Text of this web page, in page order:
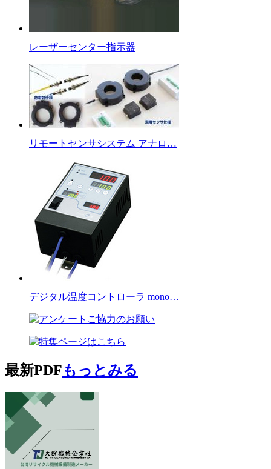
レーザーセンター指示器
リモートセンサシステム アナロ…
デジタル温度コントローラ mono…
最新PDFもっとみる